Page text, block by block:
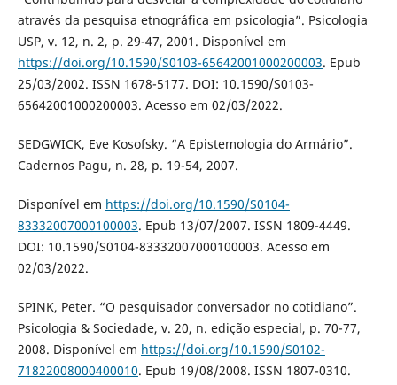
através da pesquisa etnográfica em psicologia”. Psicologia
USP, v. 12, n. 2, p. 29-47, 2001. Disponível em
https://doi.org/10.1590/S0103-65642001000200003. Epub
25/03/2002. ISSN 1678-5177. DOI: 10.1590/S0103-
65642001000200003. Acesso em 02/03/2022.
SEDGWICK, Eve Kosofsky. “A Epistemologia do Armário”.
Cadernos Pagu, n. 28, p. 19-54, 2007.
Disponível em https://doi.org/10.1590/S0104-
83332007000100003. Epub 13/07/2007. ISSN 1809-4449.
DOI: 10.1590/S0104-83332007000100003. Acesso em
02/03/2022.
SPINK, Peter. “O pesquisador conversador no cotidiano”.
Psicologia & Sociedade, v. 20, n. edição especial, p. 70-77,
2008. Disponível em https://doi.org/10.1590/S0102-
71822008000400010. Epub 19/08/2008. ISSN 1807-0310.